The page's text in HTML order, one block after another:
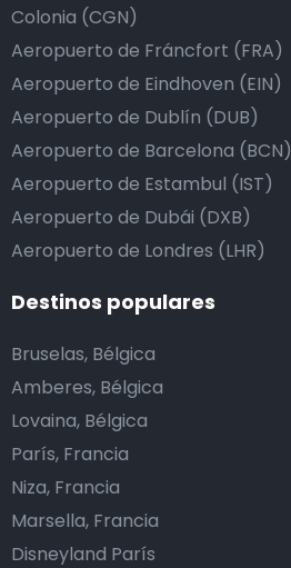
Colonia (CGN)
Aeropuerto de Fráncfort (FRA)
Aeropuerto de Eindhoven (EIN)
Aeropuerto de Dublín (DUB)
Aeropuerto de Barcelona (BCN)
Aeropuerto de Estambul (IST)
Aeropuerto de Dubái (DXB)
Aeropuerto de Londres (LHR)
Destinos populares
Bruselas, Bélgica
Amberes, Bélgica
Lovaina, Bélgica
París, Francia
Niza, Francia
Marsella, Francia
Disneyland París